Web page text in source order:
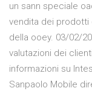
un sann speciale
vendita dei prodotti
della ooey. 03/02/
valutazioni dei
informazioni su
Sanpaolo Mobile